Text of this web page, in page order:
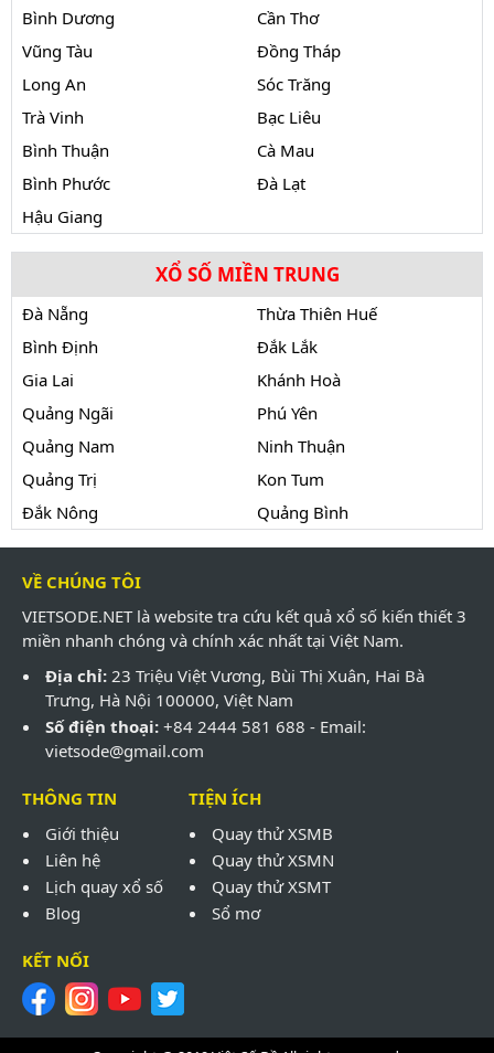
Bình Dương
Cần Thơ
Vũng Tàu
Đồng Tháp
Long An
Sóc Trăng
Trà Vinh
Bạc Liêu
Bình Thuận
Cà Mau
Bình Phước
Đà Lạt
Hậu Giang
XỔ SỐ MIỀN TRUNG
Đà Nẵng
Thừa Thiên Huế
Bình Định
Đắk Lắk
Gia Lai
Khánh Hoà
Quảng Ngãi
Phú Yên
Quảng Nam
Ninh Thuận
Quảng Trị
Kon Tum
Đắk Nông
Quảng Bình
VỀ CHÚNG TÔI
VIETSODE.NET là website tra cứu kết quả xổ số kiến thiết 3
miền nhanh chóng và chính xác nhất tại Việt Nam.
Địa chỉ: 23 Triệu Việt Vương, Bùi Thị Xuân, Hai Bà
Trưng, Hà Nội 100000, Việt Nam
Số điện thoại: +84 2444 581 688 - Email:
vietsode@gmail.com
THÔNG TIN
Giới thiệu
Liên hệ
Lịch quay xổ số
Blog
TIỆN ÍCH
Quay thử XSMB
Quay thử XSMN
Quay thử XSMT
Sổ mơ
KẾT NỐI